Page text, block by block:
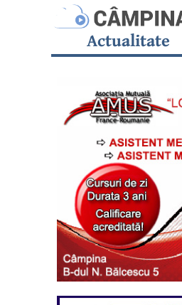
Actualitate